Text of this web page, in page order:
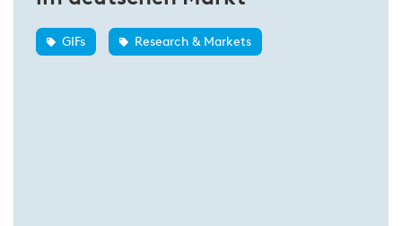
GIFs Research & Markets